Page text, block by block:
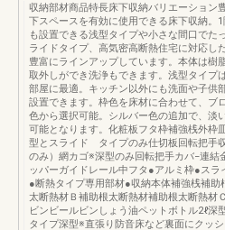
収納部材商品特長床下収納バリエーション
下スペースを有効に使用できる床下収納。
も設置できる浅型タイプや小さな間口でた
ライドタイプ、高気密高断熱住宅に対応し
豊富にラインアップしています。本体は樹
取外しができ洗浄もできます。浅型タイプ
部屋に最適。キッチン以外にも洗面や子供
設置できます。枠色を床材に合わせて、ブ
色から選択可能。シルバー色の追加で、淡
可能となります。化粧板フタ枠補強桟外枠
型とスライド タイプのみ仕切板回転把手
のみ）網カゴ※深型のみ回転把手カバ−連結
ッパーガイドレール中フタ●アルミ枠●スラ
●断熱タイプ専用部材●収納本体補強桟補助
太断熱材Ｂ補助根太断熱材補助根太断熱材
ビンビールビンしょう油ペットボトル2ℓ深
タイプ深型※直張り防音床など裏面にクッ